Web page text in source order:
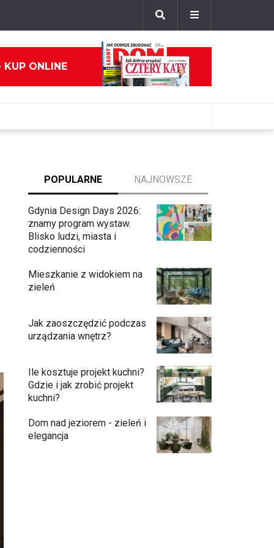
KUP ONLINE
POPULARNE NAJNOWSZE
Gdynia Design Days 2026:
znamy program wystaw.
Blisko ludzi, miasta i
codzienności
Mieszkanie z widokiem na
zieleń
Jak zaoszczędzić podczas
urządzania wnętrz?
Ile kosztuje projekt kuchni?
Gdzie i jak zrobić projekt
kuchni?
Dom nad jeziorem - zieleń i
elegancja